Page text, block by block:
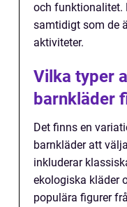
och funktionalitet.
samtidigt som de
aktiviteter.
Vilka typer
barnkläder
Det finns en
barnkläder att
inkluderar
ekologiska kläder
populära figurer